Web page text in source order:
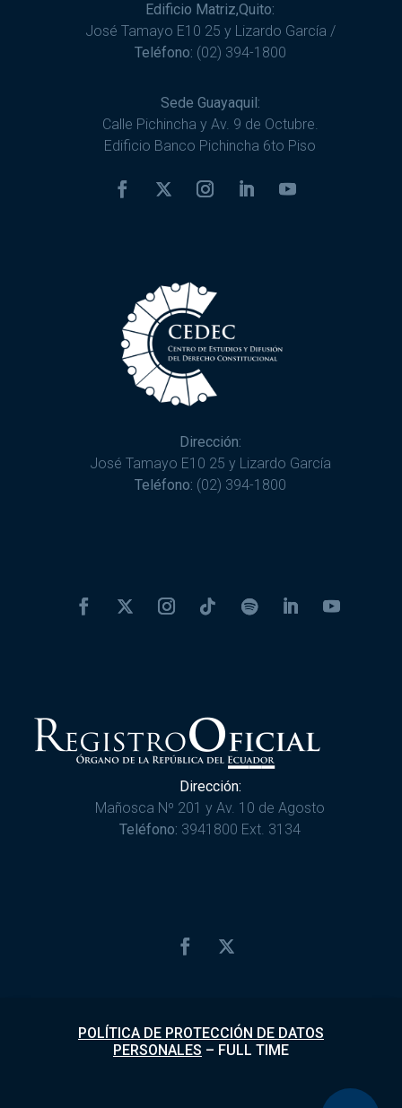
Edificio Matriz,Quito:
José Tamayo E10 25 y Lizardo García /
Teléfono: (02) 394-1800
Sede Guayaquil:
Calle Pichincha y Av. 9 de Octubre.
Edificio Banco Pichincha 6to Piso
Dirección:
José Tamayo E10 25 y Lizardo García
Teléfono: (02) 394-1800
Dirección:
Mañosca Nº 201 y Av. 10 de Agosto
Teléfono: 3941800 Ext. 3134
POLÍTICA DE PROTECCIÓN DE DATOS
PERSONALES – FULL TIME